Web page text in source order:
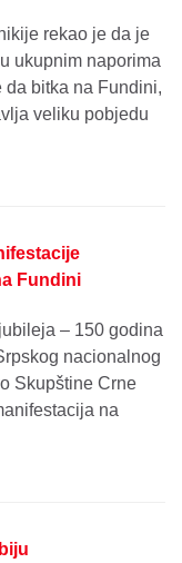
rekao je da je
ukupnim naporima
bitka na Fundini,
veliku pobjedu
Fundini
– 150 godina
nacionalnog
Skupštine Crne
na